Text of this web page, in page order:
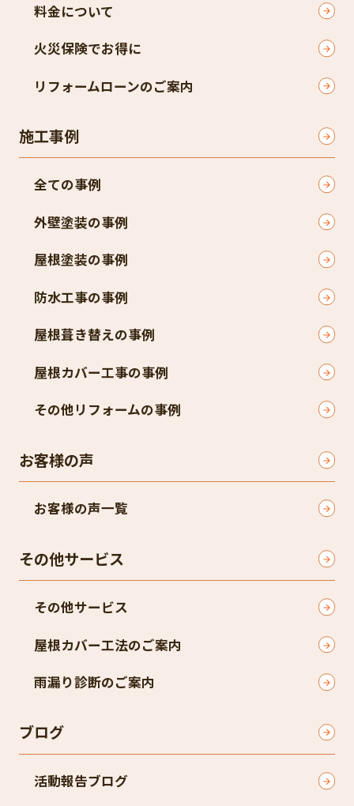
料金について
火災保険でお得に
リフォームローンのご案内
施工事例
全ての事例
外壁塗装の事例
屋根塗装の事例
防水工事の事例
屋根葺き替えの事例
屋根カバー工事の事例
その他リフォームの事例
お客様の声
お客様の声一覧
その他サービス
その他サービス
屋根カバー工法のご案内
雨漏り診断のご案内
ブログ
活動報告ブログ